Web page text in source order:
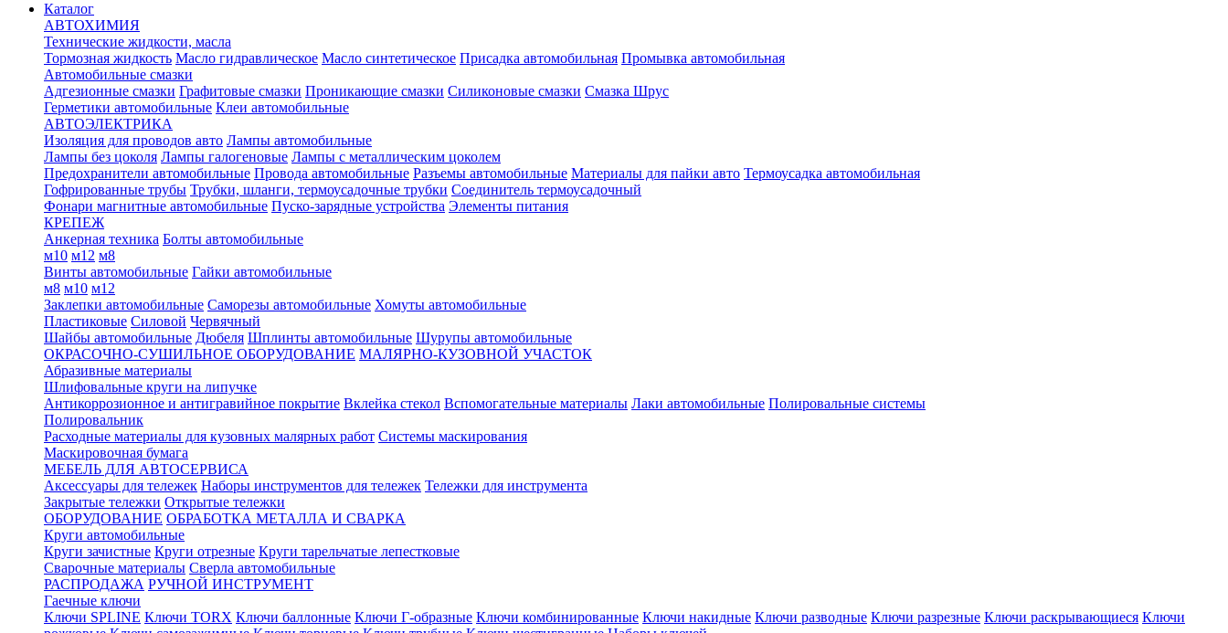
Каталог
АВТОХИМИЯ
Технические жидкости, масла
Тормозная жидкость Масло гидравлическое Масло синтетическое Присадка автомобильная Промывка автомобильная
Автомобильные смазки
Адгезионные смазки Графитовые смазки Проникающие смазки Силиконовые смазки Смазка Шрус
Герметики автомобильные Клеи автомобильные
АВТОЭЛЕКТРИКА
Изоляция для проводов авто Лампы автомобильные
Лампы без цоколя Лампы галогеновые Лампы с металлическим цоколем
Предохранители автомобильные Провода автомобильные Разъемы автомобильные Материалы для пайки авто Термоусадка автомобильная
Гофрированные трубы Трубки, шланги, термоусадочные трубки Соединитель термоусадочный
Фонари магнитные автомобильные Пуско-зарядные устройства Элементы питания
КРЕПЕЖ
Анкерная техника Болты автомобильные
м10 м12 м8
Винты автомобильные Гайки автомобильные
м8 м10 м12
Заклепки автомобильные Саморезы автомобильные Хомуты автомобильные
Пластиковые Силовой Червячный
Шайбы автомобильные Дюбеля Шплинты автомобильные Шурупы автомобильные
ОКРАСОЧНО-СУШИЛЬНОЕ ОБОРУДОВАНИЕ МАЛЯРНО-КУЗОВНОЙ УЧАСТОК
Абразивные материалы
Шлифовальные круги на липучке
Антикоррозионное и антигравийное покрытие Вклейка стекол Вспомогательные материалы Лаки автомобильные Полировальные системы
Полировальник
Расходные материалы для кузовных малярных работ Системы маскирования
Маскировочная бумага
МЕБЕЛЬ ДЛЯ АВТОСЕРВИСА
Аксессуары для тележек Наборы инструментов для тележек Тележки для инструмента
Закрытые тележки Открытые тележки
ОБОРУДОВАНИЕ ОБРАБОТКА МЕТАЛЛА И СВАРКА
Круги автомобильные
Круги зачистные Круги отрезные Круги тарельчатые лепестковые
Сварочные материалы Сверла автомобильные
РАСПРОДАЖА РУЧНОЙ ИНСТРУМЕНТ
Гаечные ключи
Ключи SPLINE Ключи TORX Ключи баллонные Ключи Г-образные Ключи комбинированные Ключи накидные Ключи разводные Ключи разрезные Ключи раскрывающиеся Ключи